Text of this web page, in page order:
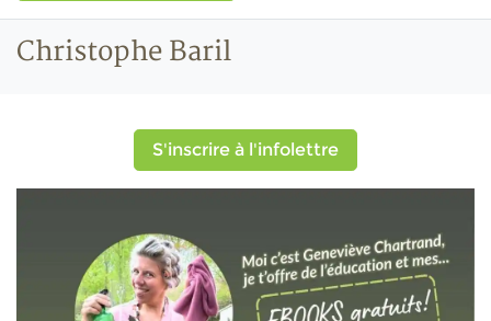
Christophe Baril
S'inscrire à l'infolettre